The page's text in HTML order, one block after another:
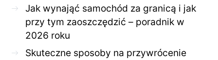
Jak wynająć samochód za granicą i jak
przy tym zaoszczędzić – poradnik w
2026 roku
Skuteczne sposoby na przywrócenie